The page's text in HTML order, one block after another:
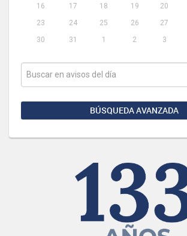
16
17 18 19 20
23
24 25 26 27
30
31 1 2 3
BÚSQUEDA AVANZADA